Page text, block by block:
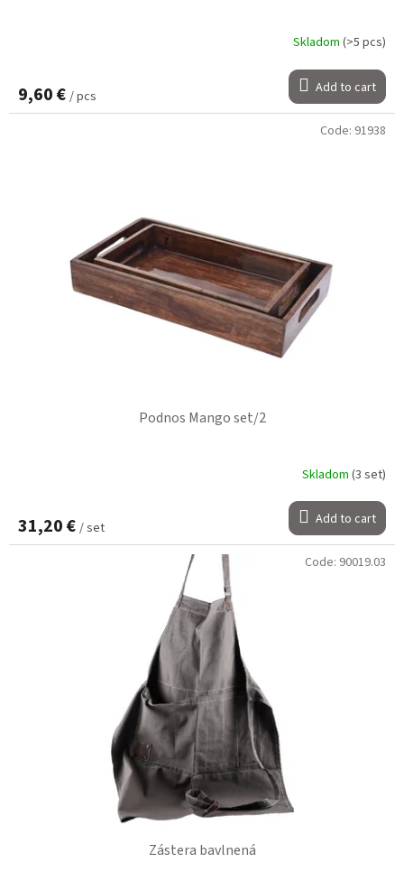
Skladom (>5 pcs)
9,60 € / pcs Add to cart
Podnos Mango set/2
Skladom (3 set)
31,20 € / set Add to cart
Code: 91938
Zástera bavlnená
Code: 90019.03